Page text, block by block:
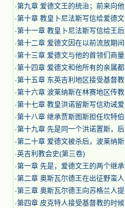
·第九章 爱德文王的统治；前来向他
·第十章 教皇卜尼法斯写信给爱德文
·第十一章 教皇卜尼法斯写信给王后
·第十二章 爱德文因在以前流放期间
·第十三章 爱德文与他的首领们商量
·第十四章 爱德文和他所有的亲属都
·第十五章 东英吉利地区接受基督教
·第十六章 波莱纳斯在林赛地区传教
·第十七章 教皇洪诺留斯写信劝诫爱
·第十八章 继承贾斯图斯担任坎特伯
·第十九章 先是同一个洪诺置斯，后
·第二十章 爱德文被杀后，波莱纳斯
·英吉利教会史(第三卷)
·第一章 先是，爱德文王的两个继承
·第二章 奥斯瓦尔德王在出征野蛮人
·第三章 奥斯瓦尔德王向苏格兰人提
·第四章 皮克特人接受基督教的时候